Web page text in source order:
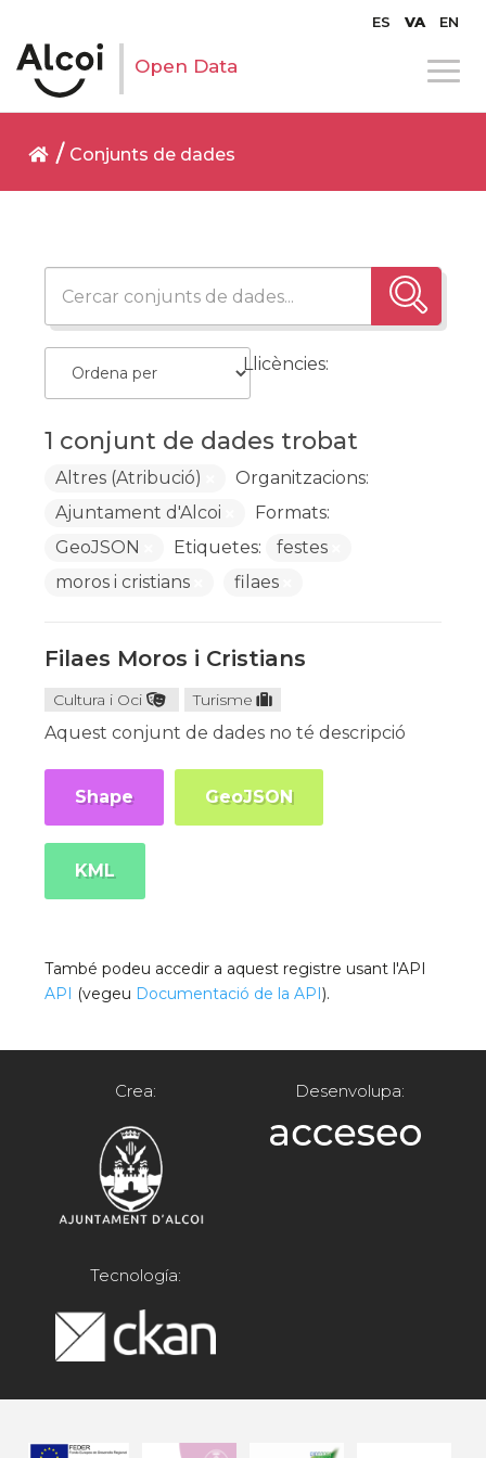
ES VA EN
Open Data
Conjunts de dades
1 conjunt de dades trobat
Llicències:
Altres (Atribució)
Organitzacions:
Ajuntament d'Alcoi
Formats:
GeoJSON
Etiquetes:
festes
moros i cristians
filaes
Filaes Moros i Cristians
Cultura i Oci Turisme
Aquest conjunt de dades no té descripció
Shape GeoJSON
KML
També podeu accedir a aquest registre usant l'API
API (vegeu Documentació de la API).
Crea: Desenvolupa:
Tecnología: